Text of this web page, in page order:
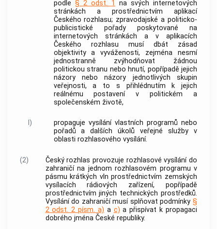
podle § 2 odst. 1
na svých internetových
stránkách a prostřednictvím aplikací
Českého rozhlasu; zpravodajské a politicko-
publicistické pořady poskytované na
internetových stránkách a v aplikacích
Českého rozhlasu musí dbát zásad
objektivity a vyváženosti, zejména nesmí
jednostranně zvýhodňovat žádnou
politickou stranu nebo hnutí, popřípadě jejich
názory nebo názory jednotlivých skupin
veřejnosti, a to s přihlédnutím k jejich
reálnému postavení v politickém a
společenském životě,
l)
propaguje vysílání vlastních programů nebo
pořadů a dalších úkolů veřejné služby v
oblasti rozhlasového vysílání.
(2)
Český rozhlas provozuje rozhlasové vysílání do
zahraničí na jednom rozhlasovém programu v
pásmu krátkých vln prostřednictvím zemských
vysílacích rádiových zařízení, popřípadě
prostřednictvím jiných technických prostředků.
Vysílání do zahraničí musí splňovat podmínky §
2 odst. 2 písm. a) a c) a přispívat k propagaci
dobrého jména České republiky.